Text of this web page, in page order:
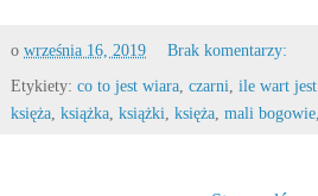
o września 16, 2019
Brak komentarzy:
Etykiety: co to jest wiara czarni ile wart jest
księża książka książki księża mali bogowie